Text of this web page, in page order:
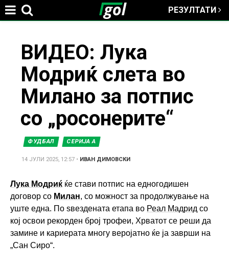
РЕЗУЛТАТИ
ВИДЕО: Лука
Модриќ слета во
Милано за потпис
со „росонерите“
ФУДБАЛ СЕРИЈА А
14 ЈУЛИ 2025, 12:57 • ИВАН ДИМОВСКИ
Лука Модриќ ќе стави потпис на едногодишен
договор со Милан, со можност за продолжување на
уште една. По ѕвездената етапа во Реал Мадрид со
кој освои рекорден број трофеи, Хрватот се реши да
замине и кариерата многу веројатно ќе ја заврши на
„Сан Сиро“.